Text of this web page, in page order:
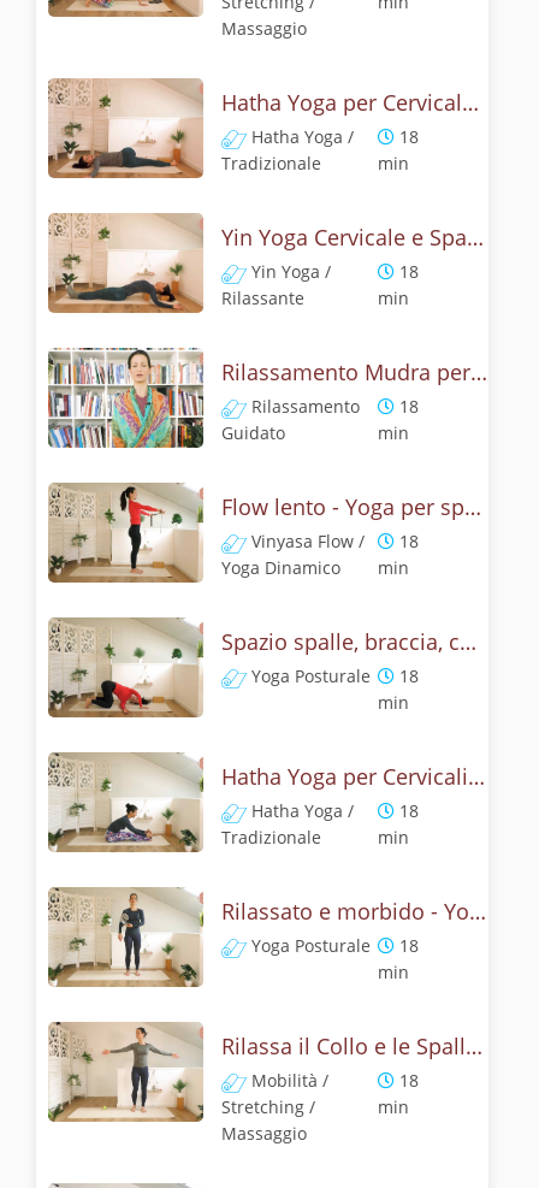
Massaggio
Hatha Yoga per Cervicale - Rilassa il Viso e il Collo
Hatha Yoga /
Tradizionale
18
min
Yin Yoga Cervicale e Spalle - Spazio e Rilassatezza
Yin Yoga /
Rilassante
18
min
Rilassamento Mudra per Cervicale
Rilassamento
Guidato
18
min
Flow lento - Yoga per spalle e collo
Vinyasa Flow /
Yoga Dinamico
18
min
Spazio spalle, braccia, collo - Yoga posturale
Yoga Posturale
18
min
Hatha Yoga per Cervicali e Spalle - Respira via la tensione
Hatha Yoga /
Tradizionale
18
min
Rilassato e morbido - Yoga per Spalle e Collo
Yoga Posturale
18
min
Rilassa il Collo e le Spalle - Movimento e Automassaggio
Mobilità /
Stretching /
Massaggio
18
min